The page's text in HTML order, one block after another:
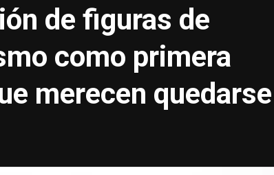
de figuras de
como primera
merecen quedarse